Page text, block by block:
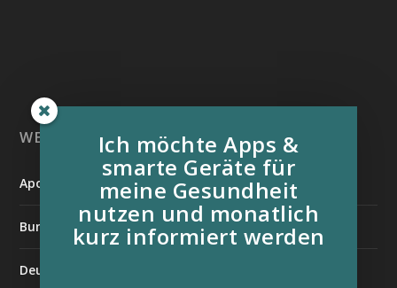
WEITERE INFORMATIONSQUELLEN:
Apotheken Umschau
Bundesverband der Organtransplantierten e.V.
Deutsche Stiftung für chronisch Kranke
Ich möchte Apps &
smarte Geräte für
meine Gesundheit
nutzen und monatlich
kurz informiert werden